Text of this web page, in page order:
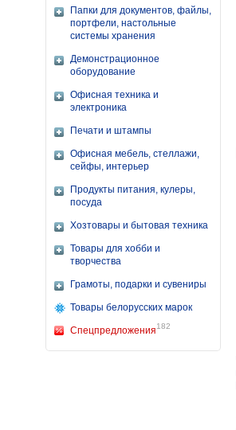
Папки для документов, файлы,
портфели, настольные
системы хранения
Демонстрационное
оборудование
Офисная техника и
электроника
Печати и штампы
Офисная мебель, стеллажи,
сейфы, интерьер
Продукты питания, кулеры,
посуда
Хозтовары и бытовая техника
Товары для хобби и
творчества
Грамоты, подарки и сувениры
Товары белорусских марок
Спецпредложения182